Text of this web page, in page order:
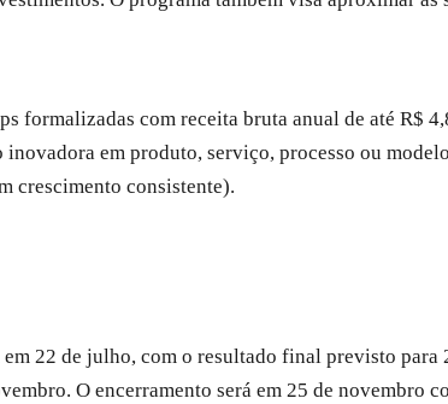
formalizadas com receita bruta anual de até R$
inovadora em produto, serviço, processo ou
crescimento consistente).
22 de julho, com o resultado final previsto
O encerramento será em 25 de novembro